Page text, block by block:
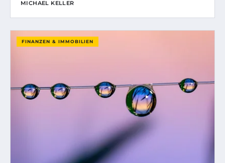
MICHAEL KELLER
FINANZEN & IMMOBILIEN